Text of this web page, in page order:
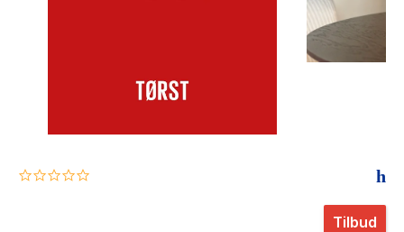
0.0
Tilbud